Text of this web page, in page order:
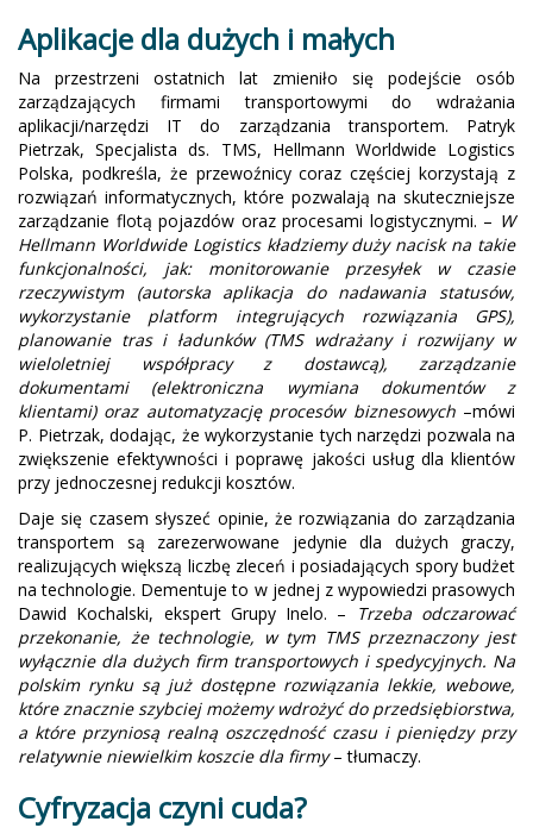
Aplikacje dla dużych i małych
Na przestrzeni ostatnich lat zmieniło się podejście osób
zarządzających firmami transportowymi do wdrażania
aplikacji/narzędzi IT do zarządzania transportem. Patryk
Pietrzak, Specjalista ds. TMS, Hellmann Worldwide Logistics
Polska, podkreśla, że przewoźnicy coraz częściej korzystają z
rozwiązań informatycznych, które pozwalają na skuteczniejsze
zarządzanie flotą pojazdów oraz procesami logistycznymi. – W
Hellmann Worldwide Logistics kładziemy duży nacisk na takie
funkcjonalności, jak: monitorowanie przesyłek w czasie
rzeczywistym (autorska aplikacja do nadawania statusów,
wykorzystanie platform integrujących rozwiązania GPS),
planowanie tras i ładunków (TMS wdrażany i rozwijany w
wieloletniej współpracy z dostawcą), zarządzanie
dokumentami (elektroniczna wymiana dokumentów z
klientami) oraz automatyzację procesów biznesowych–mówi
P. Pietrzak, dodając, że wykorzystanie tych narzędzi pozwala na
zwiększenie efektywności i poprawę jakości usług dla klientów
przy jednoczesnej redukcji kosztów.
Daje się czasem słyszeć opinie, że rozwiązania do zarządzania
transportem są zarezerwowane jedynie dla dużych graczy,
realizujących większą liczbę zleceń i posiadających spory budżet
na technologie. Dementuje to w jednej z wypowiedzi prasowych
Dawid Kochalski, ekspert Grupy Inelo. –
Trzeba odczarować
przekonanie, że technologie, w tym TMS przeznaczony jest
wyłącznie dla dużych firm transportowych i spedycyjnych. Na
polskim rynku są już dostępne rozwiązania lekkie, webowe,
które znacznie szybciej możemy wdrożyć do przedsiębiorstwa,
a które przyniosą realną oszczędność czasu i pieniędzy przy
relatywnie niewielkim koszcie dla firmy– tłumaczy.
Cyfryzacja czyni cuda?